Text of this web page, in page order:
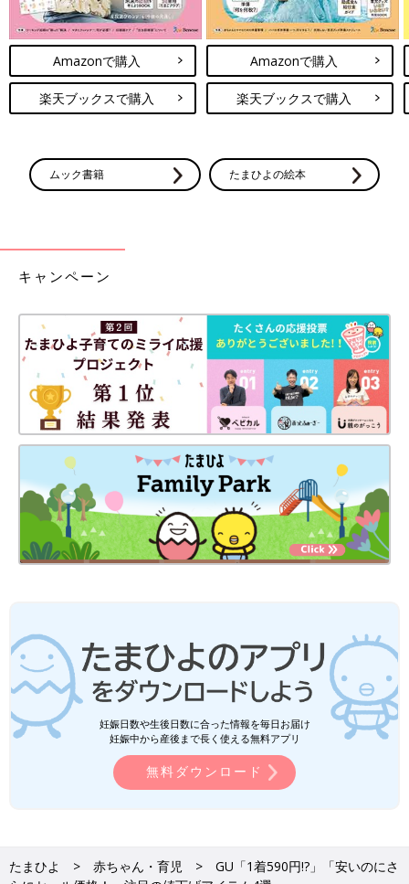
Amazonで購入
楽天ブックスで購入
Amazonで購入
楽天ブックスで購入
ムック書籍 たまひよの絵本
キャンペーン
妊娠日数や生後日数に合った情報を毎日お届け
妊娠中から産後まで長く使える無料アプリ
無料ダウンロード
たまひよ 赤ちゃん・育児
GU「1着590円!?」「安いのにさ